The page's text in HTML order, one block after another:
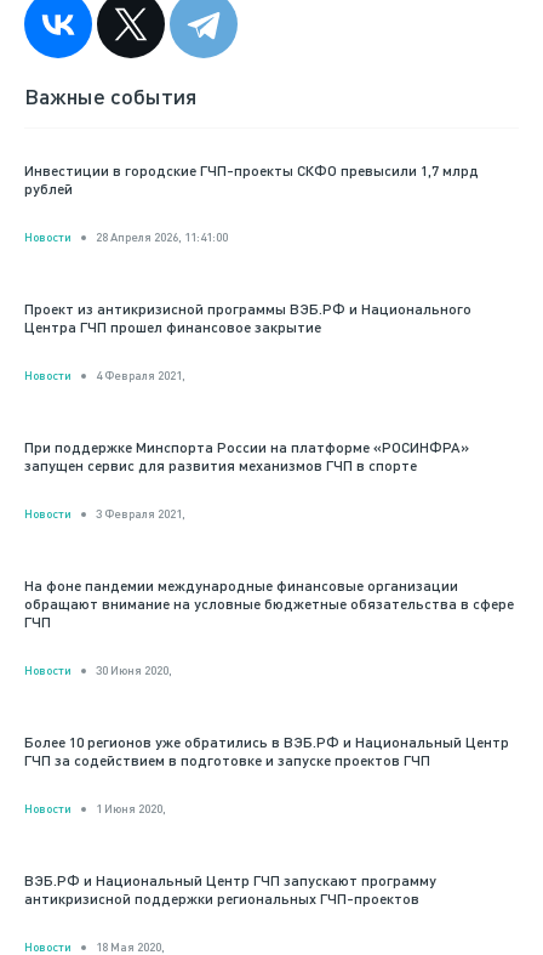
Важные события
Инвестиции в городские ГЧП-проекты СКФО превысили 1,7 млрд
рублей
Новости 28 Апреля 2026, 11:41:00
Проект из антикризисной программы ВЭБ.РФ и Национального
Центра ГЧП прошел финансовое закрытие
Новости 4 Февраля 2021,
При поддержке Минспорта России на платформе «РОСИНФРА»
запущен сервис для развития механизмов ГЧП в спорте
Новости 3 Февраля 2021,
На фоне пандемии международные финансовые организации
обращают внимание на условные бюджетные обязательства в сфере
ГЧП
Новости 30 Июня 2020,
Более 10 регионов уже обратились в ВЭБ.РФ и Национальный Центр
ГЧП за содействием в подготовке и запуске проектов ГЧП
Новости 1 Июня 2020,
ВЭБ.РФ и Национальный Центр ГЧП запускают программу
антикризисной поддержки региональных ГЧП-проектов
Новости 18 Мая 2020,